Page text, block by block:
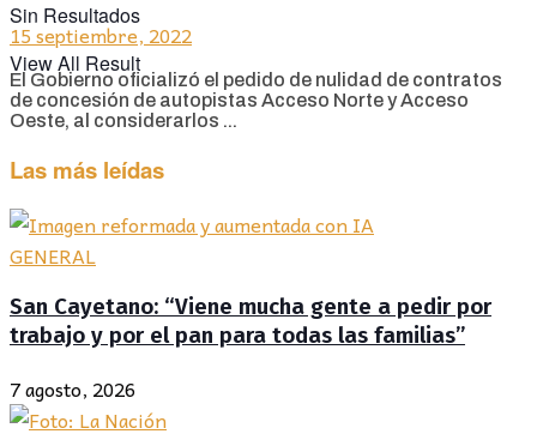
Sin Resultados
View All Result
15 septiembre, 2022
El Gobierno oficializó el pedido de nulidad de contratos
de concesión de autopistas Acceso Norte y Acceso
Oeste, al considerarlos ...
Las más leídas
GENERAL
San Cayetano: “Viene mucha gente a pedir por
trabajo y por el pan para todas las familias”
7 agosto, 2026